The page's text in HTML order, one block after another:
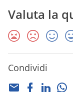
Valuta la
Condividi